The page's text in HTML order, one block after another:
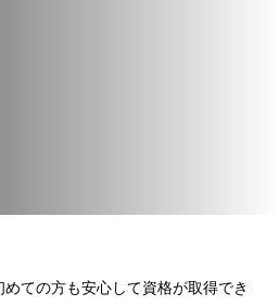
ての方も安心して資格が取得でき